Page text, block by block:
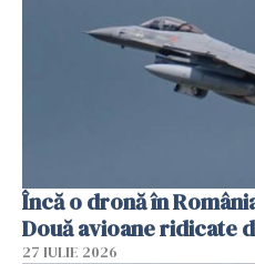
Încă o dronă în
Două avioane ridicate
27 IULIE 2026